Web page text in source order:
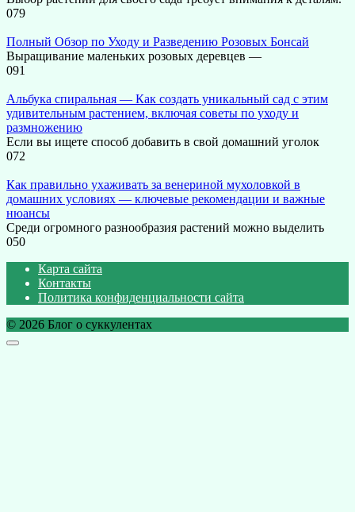
079
Полный Обзор по Уходу и Разведению Розовых Бонсай
Выращивание маленьких розовых деревцев —
091
Альбука спиральная — Как создать уникальный сад с этим
удивительным растением, включая советы по уходу и
размножению
Если вы ищете способ добавить в свой домашний уголок
072
Как правильно ухаживать за венериной мухоловкой в
домашних условиях — ключевые рекомендации и важные
нюансы
Среди огромного разнообразия растений можно выделить
050
Карта сайта
Контакты
Политика конфиденциальности сайта
© 2026 Блог о суккулентах